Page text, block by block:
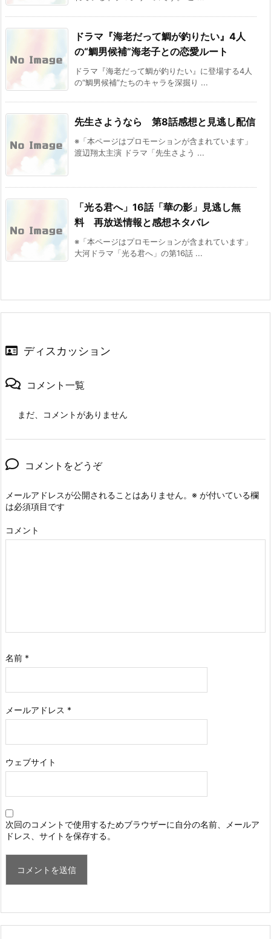
ドラマ『海老だって鯛が釣りたい』4人
の“鯛男候補”海老子との恋愛ルート
ドラマ『海老だって鯛が釣りたい』に登場する4人
の“鯛男候補”たちのキャラを深掘り ...
先生さようなら 第8話感想と見逃し配信
※「本ページはプロモーションが含まれています」
渡辺翔太主演 ドラマ「先生さよう ...
「光る君へ」16話「華の影」見逃し無
料 再放送情報と感想ネタバレ
※「本ページはプロモーションが含まれています」
大河ドラマ「光る君へ」の第16話 ...
ディスカッション
コメント一覧
まだ、コメントがありません
コメントをどうぞ
メールアドレスが公開されることはありません。 ※ が付いている欄
は必須項目です
コメント
名前 *
メールアドレス *
ウェブサイト
次回のコメントで使用するためブラウザーに自分の名前、メールア
ドレス、サイトを保存する。